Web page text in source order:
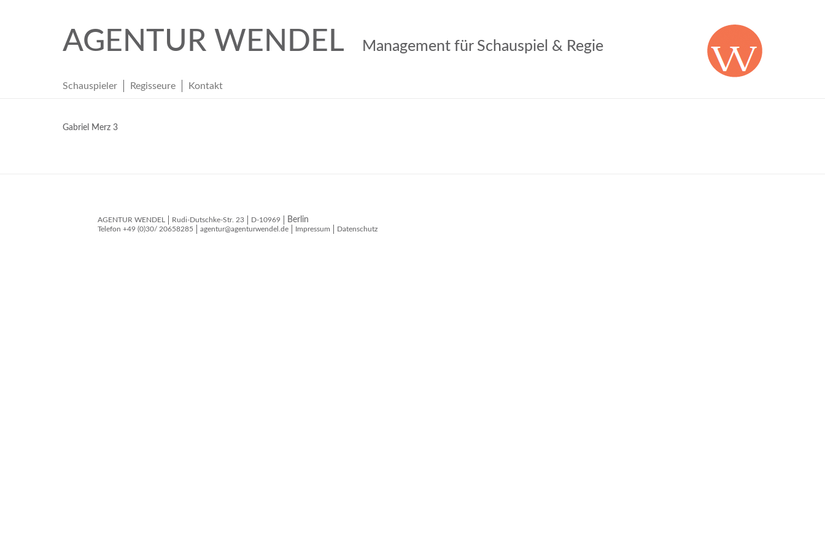
AGENTUR WENDEL Management für Schauspiel & Regie
Schauspieler Regisseure Kontakt
Gabriel Merz 3
AGENTUR WENDEL Rudi-Dutschke-Str. 23 D-10969 Berlin
Telefon +49 (0)30/ 20658285 agentur@agenturwendel.de Impressum Datenschutz